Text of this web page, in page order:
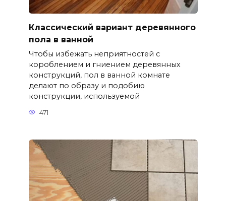
Классический вариант деревянного
пола в ванной
Чтобы избежать неприятностей с
короблением и гниением деревянных
конструкций, пол в ванной комнате
делают по образу и подобию
конструкции, используемой
471